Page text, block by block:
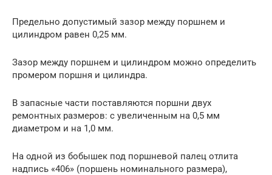
Предельно допустимый зазор между поршнем и
цилиндром равен 0,25 мм.
Зазор между поршнем и цилиндром можно определить
промером поршня и цилиндра.
В запасные части поставляются поршни двух
ремонтных размеров: с увеличенным на 0,5 мм
диаметром и на 1,0 мм.
На одной из бобышек под поршневой палец отлита
надпись «406» (поршень номинального размера),